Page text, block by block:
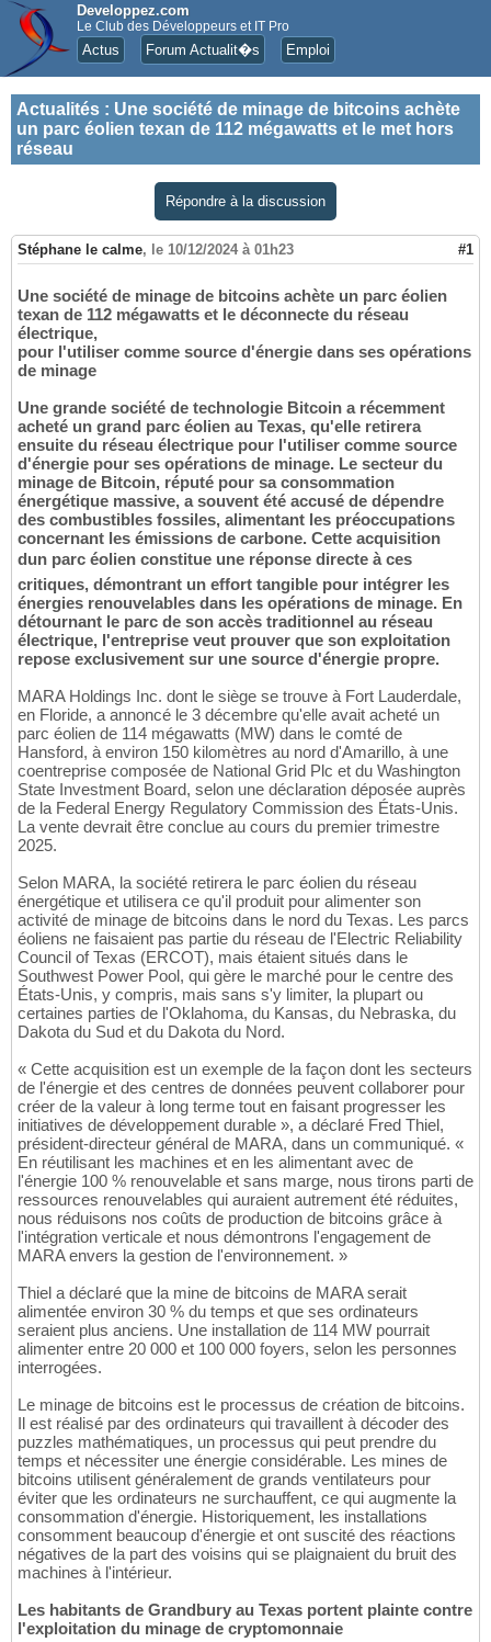
Developpez.com
Le Club des Développeurs et IT Pro
Actus Forum Actualit�s Emploi
Actualités : Une société de minage de bitcoins achète
un parc éolien texan de 112 mégawatts et le met hors
réseau
Répondre à la discussion
Stéphane le calme, le 10/12/2024 à 01h23 #1
Une société de minage de bitcoins achète un parc éolien
texan de 112 mégawatts et le déconnecte du réseau
électrique,
pour l'utiliser comme source d'énergie dans ses opérations
de minage
Une grande société de technologie Bitcoin a récemment
acheté un grand parc éolien au Texas, qu'elle retirera
ensuite du réseau électrique pour l'utiliser comme source
d'énergie pour ses opérations de minage. Le secteur du
minage de Bitcoin, réputé pour sa consommation
énergétique massive, a souvent été accusé de dépendre
des combustibles fossiles, alimentant les préoccupations
concernant les émissions de carbone. Cette acquisition
dun parc éolien constitue une réponse directe à ces
critiques, démontrant un effort tangible pour intégrer les
énergies renouvelables dans les opérations de minage. En
détournant le parc de son accès traditionnel au réseau
électrique, l'entreprise veut prouver que son exploitation
repose exclusivement sur une source d'énergie propre.
MARA Holdings Inc. dont le siège se trouve à Fort Lauderdale,
en Floride, a annoncé le 3 décembre qu'elle avait acheté un
parc éolien de 114 mégawatts (MW) dans le comté de
Hansford, à environ 150 kilomètres au nord d'Amarillo, à une
coentreprise composée de National Grid Plc et du Washington
State Investment Board, selon une déclaration déposée auprès
de la Federal Energy Regulatory Commission des États-Unis.
La vente devrait être conclue au cours du premier trimestre
2025.
Selon MARA, la société retirera le parc éolien du réseau
énergétique et utilisera ce qu'il produit pour alimenter son
activité de minage de bitcoins dans le nord du Texas. Les parcs
éoliens ne faisaient pas partie du réseau de l'Electric Reliability
Council of Texas (ERCOT), mais étaient situés dans le
Southwest Power Pool, qui gère le marché pour le centre des
États-Unis, y compris, mais sans s'y limiter, la plupart ou
certaines parties de l'Oklahoma, du Kansas, du Nebraska, du
Dakota du Sud et du Dakota du Nord.
« Cette acquisition est un exemple de la façon dont les secteurs
de l'énergie et des centres de données peuvent collaborer pour
créer de la valeur à long terme tout en faisant progresser les
initiatives de développement durable », a déclaré Fred Thiel,
président-directeur général de MARA, dans un communiqué. «
En réutilisant les machines et en les alimentant avec de
l'énergie 100 % renouvelable et sans marge, nous tirons parti de
ressources renouvelables qui auraient autrement été réduites,
nous réduisons nos coûts de production de bitcoins grâce à
l'intégration verticale et nous démontrons l'engagement de
MARA envers la gestion de l'environnement. »
Thiel a déclaré que la mine de bitcoins de MARA serait
alimentée environ 30 % du temps et que ses ordinateurs
seraient plus anciens. Une installation de 114 MW pourrait
alimenter entre 20 000 et 100 000 foyers, selon les personnes
interrogées.
Le minage de bitcoins est le processus de création de bitcoins.
Il est réalisé par des ordinateurs qui travaillent à décoder des
puzzles mathématiques, un processus qui peut prendre du
temps et nécessiter une énergie considérable. Les mines de
bitcoins utilisent généralement de grands ventilateurs pour
éviter que les ordinateurs ne surchauffent, ce qui augmente la
consommation d'énergie. Historiquement, les installations
consomment beaucoup d'énergie et ont suscité des réactions
négatives de la part des voisins qui se plaignaient du bruit des
machines à l'intérieur.
Les habitants de Grandbury au Texas portent plainte contre
l'exploitation du minage de cryptomonnaie